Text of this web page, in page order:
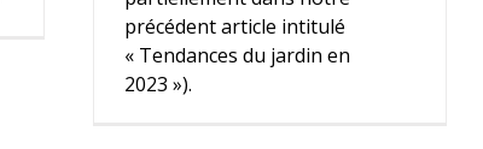
précédent article intitulé
« Tendances du jardin en
2023 »).